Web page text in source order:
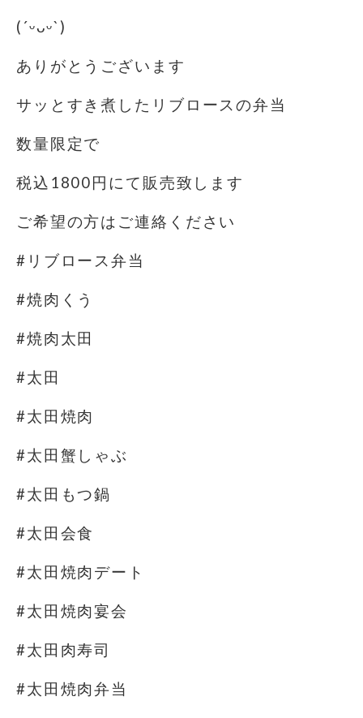
(´ᵕᴗᵕ`)
ありがとうございます
サッとすき煮したリブロースの弁当
数量限定で
税込1800円にて販売致します
ご希望の方はご連絡ください
#リブロース弁当
#焼肉くう
#焼肉太田
#太田
#太田焼肉
#太田蟹しゃぶ
#太田もつ鍋
#太田会食
#太田焼肉デート
#太田焼肉宴会
#太田肉寿司
#太田焼肉弁当